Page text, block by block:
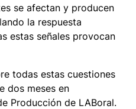
se afectan y producen
la respuesta
estas señales provocan
todas estas cuestiones
dos meses en
Producción de LABoral.